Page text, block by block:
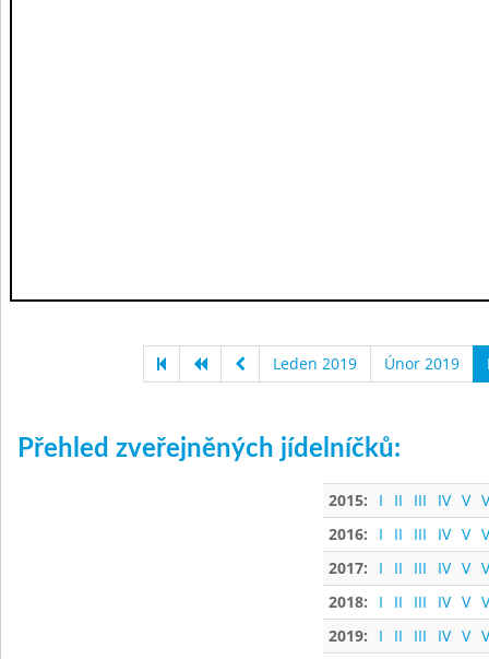
Leden 2019 Únor 2019
Přehled zveřejněných jídelníčků:
2015: I II III IV V
2016:
I II III IV V
2017:
I II III IV V
2018:
I II III IV V
2019:
I II III IV V